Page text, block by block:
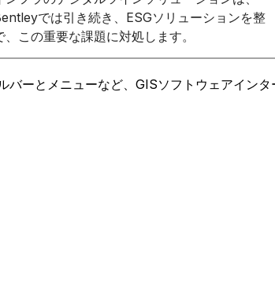
では引き続き、ESGソリューションを整
この重要な課題に対処します。